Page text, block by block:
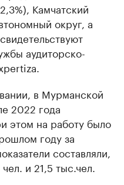
Камчатский
округ, а
аудиторско-
в Мурманской
2022 года
этом на работу было
году за
составляли,
и 21,5 тыс.чел.